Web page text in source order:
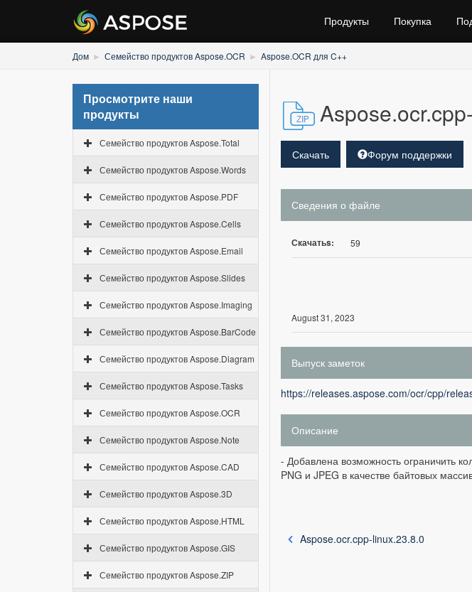
Продукты Покупка
Дом Семейство продуктов Aspose.OCR Aspose.OCR для C++
Просмотрите наши
продукты
Семейство продуктов Aspose.Total
Семейство продуктов Aspose.Words
Семейство продуктов Aspose.PDF
Семейство продуктов Aspose.Cells
Семейство продуктов Aspose.Email
Семейство продуктов Aspose.Slides
Семейство продуктов Aspose.Imaging
Семейство продуктов Aspose.BarCode
Семейство продуктов Aspose.Diagram
Семейство продуктов Aspose.Tasks
Семейство продуктов Aspose.OCR
Семейство продуктов Aspose.Note
Семейство продуктов Aspose.CAD
Семейство продуктов Aspose.3D
Семейство продуктов Aspose.HTML
Семейство продуктов Aspose.GIS
Семейство продуктов Aspose.ZIP
Скачать Форум поддержки
Сведения о файле
Скачатьs: 59
August 31, 2023
Выпуск заметок
https://releases.aspose.com/ocr/cpp/
Описание
- Добавлена ​​возможность ограничить
PNG и JPEG в качестве байтовых
Aspose.ocr.cpp-linux.23.8.0